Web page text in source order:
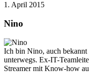
1. April 2015
Nino
Ich bin Nino, auch
unterwegs. Ex-IT-
Streamer mit Know-how